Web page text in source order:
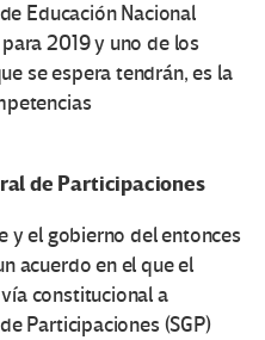
Educación Nacional
2019 y uno de los
se espera tendrán, es la
de Participaciones
y el gobierno del entonces
acuerdo en el que el
constitucional a
Participaciones (SGP)